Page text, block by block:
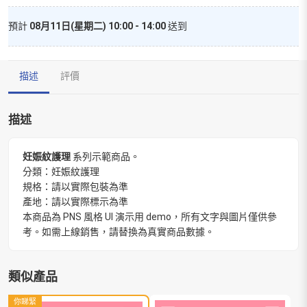
預計 08月11日(星期二) 10:00 - 14:00送到
描述 評價
描述
妊娠紋護理 系列示範商品。
分類：妊娠紋護理
規格：請以實際包裝為準
產地：請以實際標示為準
本商品為 PNS 風格 UI 演示用 demo，所有文字與圖片僅供參
考。如需上線銷售，請替換為真實商品數據。
類似產品
你睇緊